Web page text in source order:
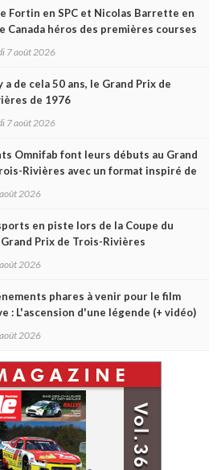
Fortin en SPC et Nicolas Barrette en
Canada héros des premières courses
7 août 2026
a de cela 50 ans, le Grand Prix de
de 1976
7 août 2026
Omnifab font leurs débuts au Grand
Rivières avec un format inspiré de
2026
en piste lors de la Coupe du
Prix de Trois-Rivières
2026
phares à venir pour le film
: L'ascension d'une légende (+ vidéo)
2026